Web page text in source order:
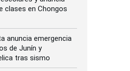
clases en Chongos
anuncia emergencia
de Junín y
tras sismo